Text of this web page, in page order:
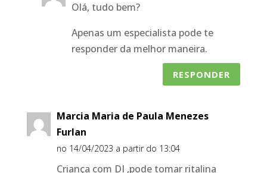
Olá, tudo bem?
Apenas um especialista pode te
responder da melhor maneira.
RESPONDER
Marcia Maria de Paula Menezes
Furlan
no 14/04/2023 a partir do 13:04
Criança com DI ,pode tomar ritalina